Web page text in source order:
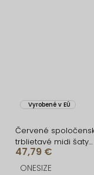
Vyrobené v EÚ
Červené
trblietavé midi šaty
BEMUNO
47,79 €
ONESIZE